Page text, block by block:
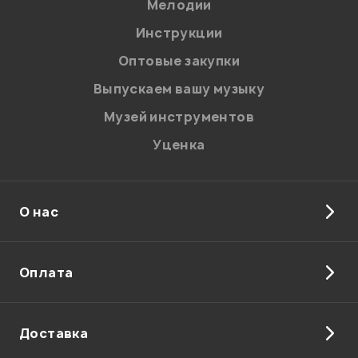
Мелодии
Инструкции
Оптовые закупки
Выпускаем вашу музыку
Музей инструментов
Уценка
О нас
Оплата
Доставка